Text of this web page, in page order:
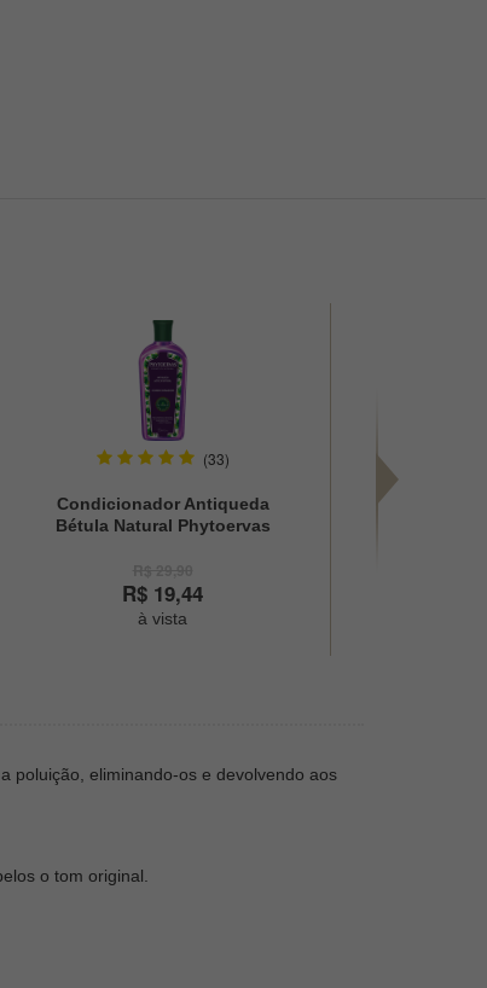
(33)
Condicionador Antiqueda
Bétula Natural Phytoervas
R$ 19,44
à vista
poluição, eliminando-os e devolvendo aos
o tom original.